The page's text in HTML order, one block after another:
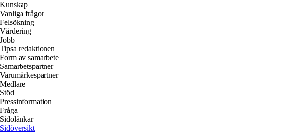
Kunskap
Vanliga frågor
Felsökning
Värdering
Jobb
Tipsa redaktionen
Form av samarbete
Samarbetspartner
Varumärkespartner
Medlare
Stöd
Pressinformation
Fråga
Sidolänkar
Sidöversikt